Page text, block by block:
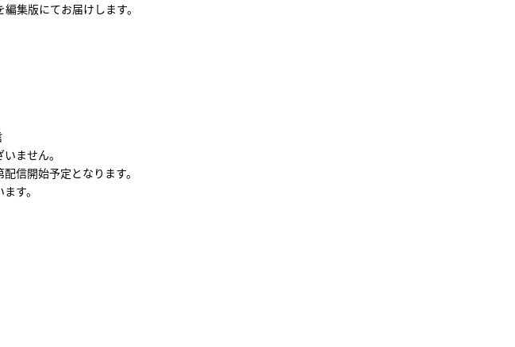
集版にてお届けします。
ません。
信開始予定となります。
す。